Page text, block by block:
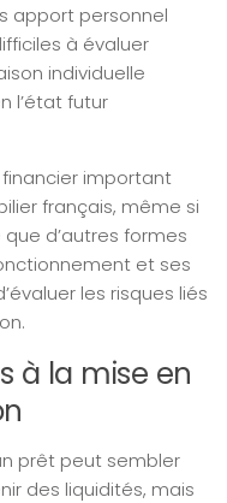
apport personnel
à évaluer
individuelle
l’état futur
financier important
français, même si
d’autres formes
et ses
les risques liés
à la mise en
prêt peut sembler
des liquidités, mais